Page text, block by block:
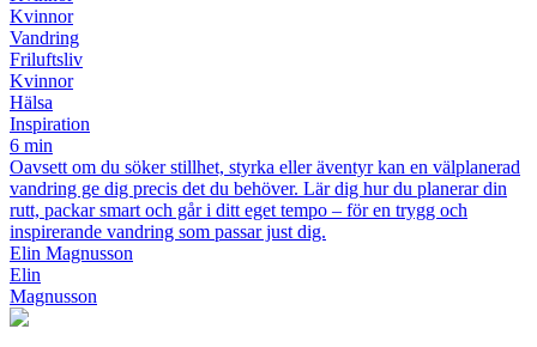
Kvinnor
Vandring
Friluftsliv
Kvinnor
Hälsa
Inspiration
6 min
Oavsett om du söker stillhet, styrka eller äventyr kan en välplanerad
vandring ge dig precis det du behöver. Lär dig hur du planerar din
rutt, packar smart och går i ditt eget tempo – för en trygg och
inspirerande vandring som passar just dig.
Elin Magnusson
Elin
Magnusson